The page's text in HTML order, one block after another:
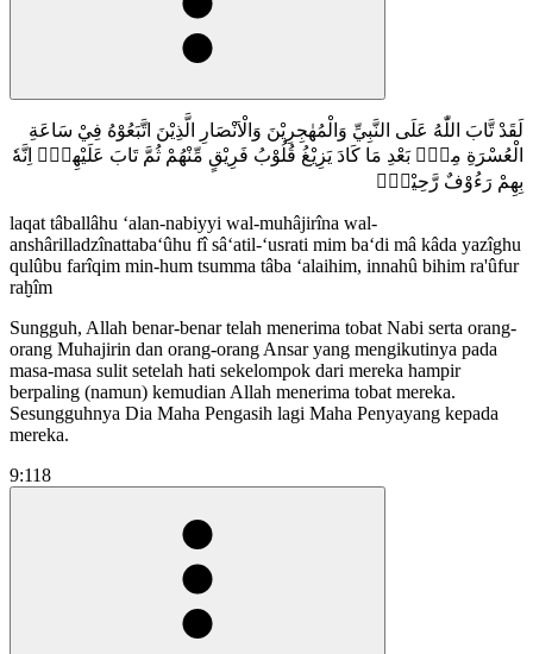
لَقَدْ تَّابَ اللّٰهُ عَلَى النَّبِيِّ وَالْمُهٰجِرِيْنَ وَالْاَنْصَارِ الَّذِيْنَ اتَّبَعُوْهُ فِيْ سَاعَةِ
الْعُسْرَةِ مِنْۢ بَعْدِ مَا كَادَ يَزِيْغُ قُلُوْبُ فَرِيْقٍ مِّنْهُمْ ثُمَّ تَابَ عَلَيْهِمْۗ اِنَّهٗ
بِهِمْ رَءُوْفٌ رَّحِيْمٌۙ
laqat tâballâhu ‘alan-nabiyyi wal-muhâjirîna wal-
anshârilladzînattaba‘ûhu fî sâ‘atil-‘usrati mim ba‘di mâ kâda yazîghu
qulûbu farîqim min-hum tsumma tâba ‘alaihim, innahû bihim ra'ûfur
raḫîm
Sungguh, Allah benar-benar telah menerima tobat Nabi serta orang-
orang Muhajirin dan orang-orang Ansar yang mengikutinya pada
masa-masa sulit setelah hati sekelompok dari mereka hampir
berpaling (namun) kemudian Allah menerima tobat mereka.
Sesungguhnya Dia Maha Pengasih lagi Maha Penyayang kepada
mereka.
9:118